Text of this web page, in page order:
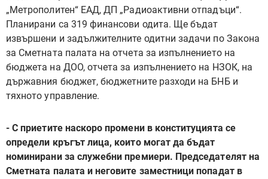
„Метрополитен“ ЕАД, ДП „Радиоактивни отпадъци“.
Планирани са 319 финансови одита. Ще бъдат
извършени и задължителните одитни задачи по Закона
за Сметната палата на отчета за изпълнението на
бюджета на ДОО, отчета за изпълнението на НЗОК, на
държавния бюджет, бюджетните разходи на БНБ и
тяхното управление.
- С приетите наскоро промени в конституцията се
определи кръгът лица, които могат да бъдат
номинирани за служебни премиери. Председателят на
Сметната палата и неговите заместници попадат в